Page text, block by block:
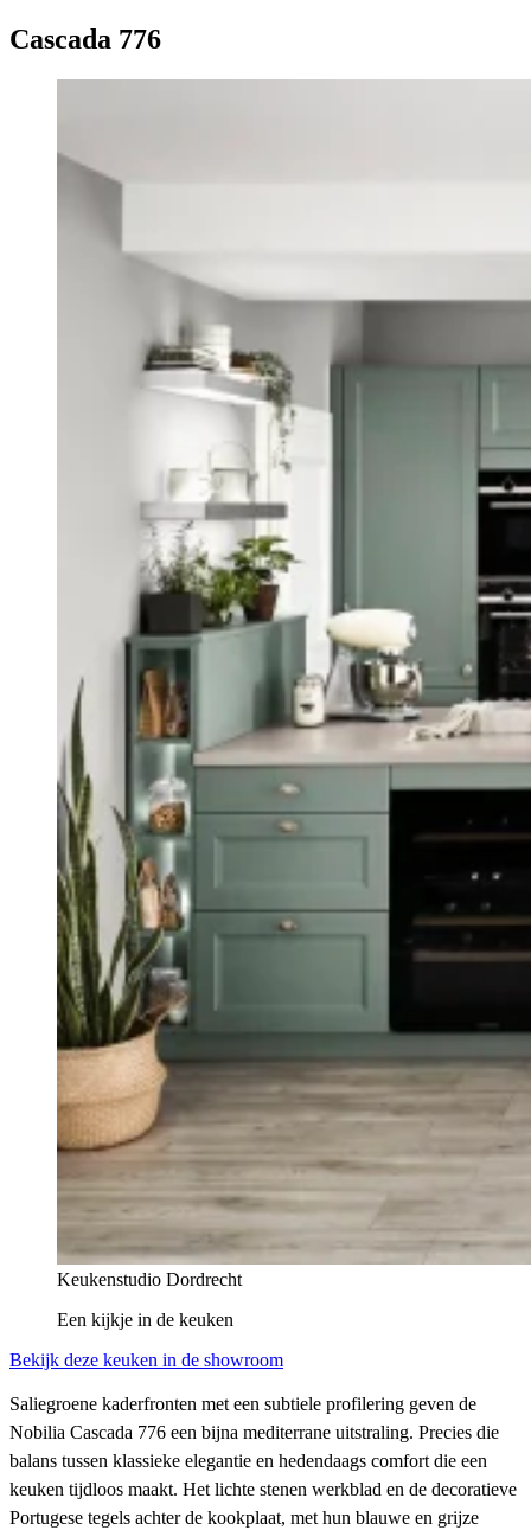
Cascada 776
Keukenstudio Dordrecht
Een kijkje in de keuken
Bekijk deze keuken in de showroom
Saliegroene kaderfronten met een subtiele profilering geven de
Nobilia Cascada 776 een bijna mediterrane uitstraling. Precies die
balans tussen klassieke elegantie en hedendaags comfort die een
keuken tijdloos maakt. Het lichte stenen werkblad en de decoratieve
Portugese tegels achter de kookplaat, met hun blauwe en grijze